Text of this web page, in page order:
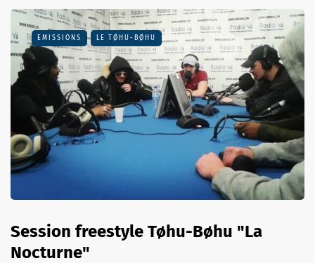
EMISSIONS LE TØHU-BØHU
Session freestyle Tøhu-Bøhu "La
Nocturne"